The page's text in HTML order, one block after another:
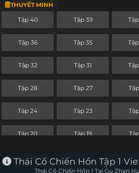
Tập 16
THUYẾT MINH
Tập 40 Tập 39
Tập 36 Tập 35
Tập 32 Tập 31
Tập 28 Tập 27
Tập 24 Tập 23
Tập 20 Tập 19
Tập 16 Tập 15
Thái Cổ Chiến Hồn Tập 1
Thái Cổ Chiến Hồn | Tai Gu Zhan